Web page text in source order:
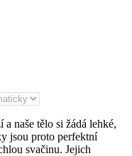
naše tělo si žádá lehké,
jsou proto perfektní
svačinu. Jejich